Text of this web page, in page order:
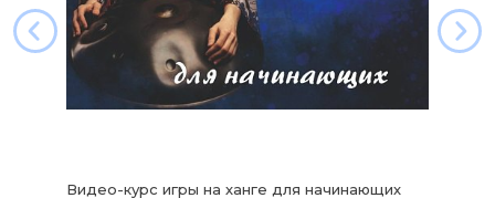
Видео-курс игры на ханге для начинающих